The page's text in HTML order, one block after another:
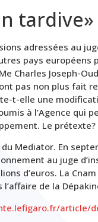
tardive»
adressées au
pays
Charles Joseph-
pas non plus fait
t-elle une
à l’Agence qui
Le
du Mediator. En
au juge
d’euros. La
l’affaire de la
article/